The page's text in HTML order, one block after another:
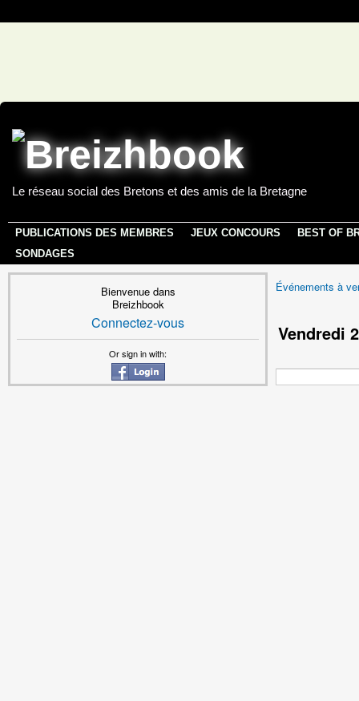
Le réseau social des Bretons et des amis de la Bretagne
PUBLICATIONS DES MEMBRES JEUX CONCOURS
BEST OF
SONDAGES
Bienvenue dans
Breizhbook
Connectez-vous
Or sign in with:
Événements à
Vendredi